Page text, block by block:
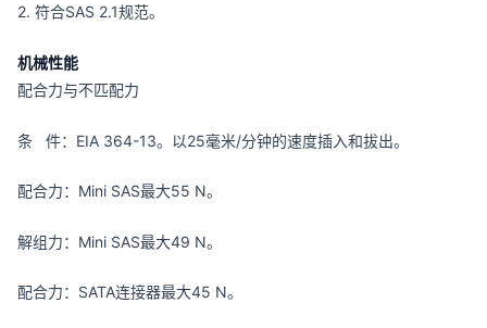
2. 符合SAS 2.1规范。
机械性能
配合力与不匹配力
条 件：EIA 364-13。以25毫米/分钟的速度插入和拔出。
配合力：Mini SAS最大55 N。
解组力：Mini SAS最大49 N。
配合力：SATA连接器最大45 N。